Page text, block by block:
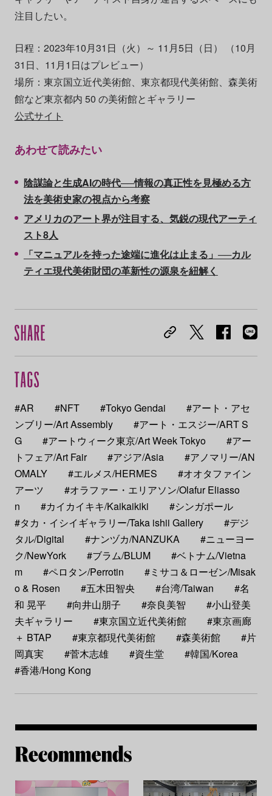
注目したい。
日程：2023年10月31日（火）～ 11月5日（日） （10月
31日、11月1日はプレビュー）
場所：東京国⽴近代美術館、東京都現代美術館、森美術
館など東京都内 50 の美術館とギャラリー
公式サイト
あわせて読みたい
陰謀論と生成AIの時代──情報の真正性を見極める方
法を美術史家の視点から考察
アメリカのアート界が注目する、気鋭の現代アーティ
スト8人
「マニュアルを持った途端に進化は止まる」──カル
ティエ現代美術財団の革新性の源泉を紐解く
#AR #NFT #Tokyo Gendai
#アート・アセ
ンブリー/Art Assembly
#アート・エスジー/ART S
G
#アートウィーク東京/Art Week Tokyo
#アー
トフェア/Art Fair
#アジア/Asia
#アノマリー/AN
OMALY
#エルメス/HERMES
#オオタファイン
アーツ
#オラファー・エリアソン/Olafur Eliasso
n
#カイカイキキ/Kaikaikiki
#シンガポール
#タカ・イシイギャラリー/Taka ishii Gallery
#デジ
タル/Digital
#ナンヅカ/NANZUKA
#ニューヨー
ク/NewYork
#ブラム/BLUM
#ベトナム/Vietna
m
#ペロタン/Perrotin
#ミサコ＆ローゼン/Misak
o & Rosen
#五木田智央 #台湾/Taiwan
#名
和 晃平
#向井山朋子 #奈良美智
#小山登美
夫ギャラリー
#東京国立近代美術館
#東京画廊
＋ BTAP
#東京都現代美術館 #森美術館
#片
岡真実
#菅木志雄 #資生堂
#韓国/Korea
#香港/Hong Kong